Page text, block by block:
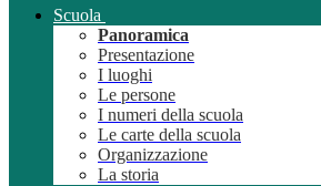
Scuola
Panoramica
Presentazione
I luoghi
Le persone
I numeri della scuola
Le carte della scuola
Organizzazione
La storia